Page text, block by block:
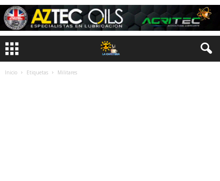
Inicio Etiquetas Militares